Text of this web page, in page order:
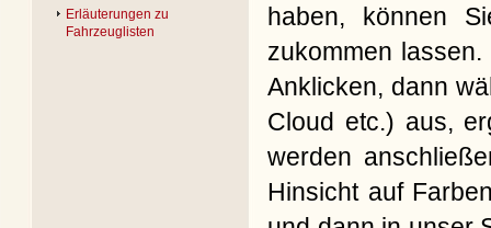
Erläuterungen zu
Fahrzeuglisten
haben, können
zukommen
Anklicken, dann
Cloud etc.) aus,
werden
Hinsicht auf